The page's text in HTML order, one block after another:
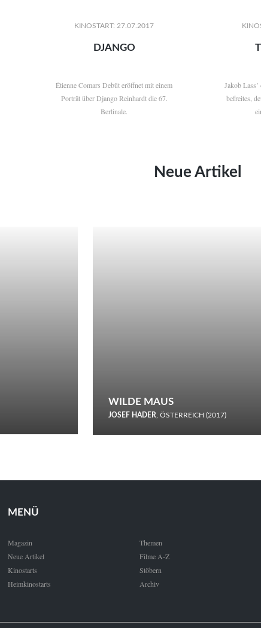
KINOSTART: 27.07.2017
DJANGO
Étienne Comars Debüt eröffnet mit einem
Porträt über Django Reinhardt die 67.
Berlinale.
Jakob
befreites,
Neue Artikel
WILDE MAUS
JOSEF HADER, ÖSTERREICH (2017)
Schnee.
MENÜ
Magazin
Neue Artikel
Kinostarts
Heimkinostarts
Themen
Filme A-Z
Stöbern
Archiv